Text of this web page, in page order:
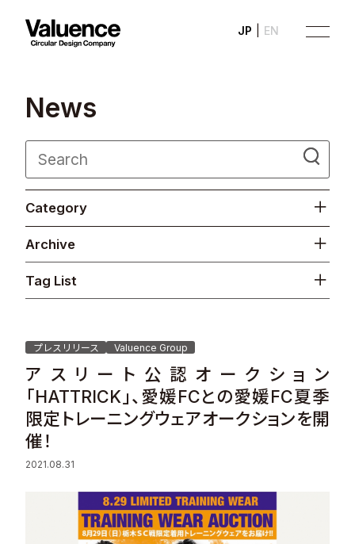
EN
JP
Company
Philosophy
Business
Investor Relations
Sustainability
Recruit
Contact
News
Category
Archive
Tag List
プレスリリース Valuence Group
アスリート公認オークション
「HATTRICK」、愛媛FCとの愛媛FC夏季
限定トレーニングウェアオークションを開
催！​
2021.08.31